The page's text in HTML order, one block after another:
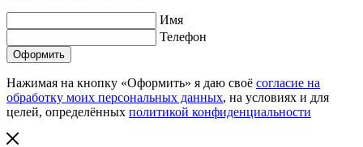
Имя
Телефон
Нажимая на кнопку «Оформить» я даю своё согласие на
обработку моих персональных данных, на условиях и для
целей, определённых политикой конфиденциальности